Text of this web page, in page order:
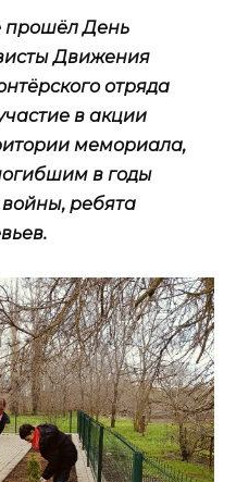
прошёл День
Движения
отряда
в акции
мемориала,
в годы
ребята